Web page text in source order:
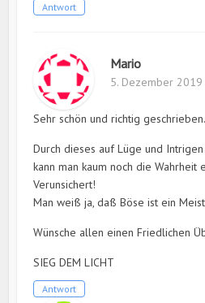
Antwort
Mario
5. Dezember
Sehr schön und richtig
Durch dieses auf Lüge und
kann man kaum noch die Wahrheit
Verunsichert!
Man weiß ja, daß Böse ist ein
Wünsche allen einen Friedlichen
SIEG DEM LICHT
Antwort